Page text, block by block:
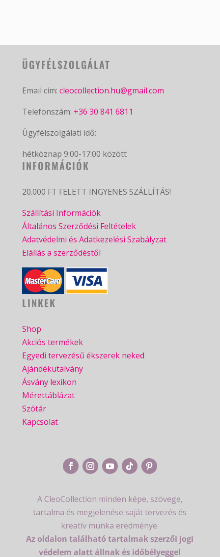
ÜGYFÉLSZOLGÁLAT
Email cím: cleocollection.hu@gmail.com
Telefonszám: +36 30 841 6811
Ügyfélszolgálati idő:
hétköznap 9:00-17:00 között
INFORMÁCIÓK
20.000 FT FELETT INGYENES SZÁLLÍTÁS!
Szállítási Információk
Általános Szerződési Feltételek
Adatvédelmi és Adatkezelési Szabályzat
Elállás a szerződéstől
LINKEK
Shop
Akciós termékek
Egyedi tervezésű ékszerek neked
Ajándékutalvány
Ásvány lexikon
Mérettáblázat
Szótár
Kapcsolat
A CleoCollection minden képe, szövege,
tartalma és megjelenése saját tervezés és
kreatív munka eredménye.
Az oldalon található tartalmak szerzői jogi
védelem alatt állnak és időbélyeggel